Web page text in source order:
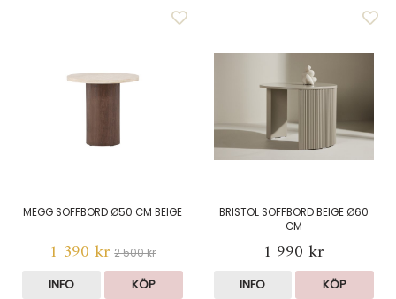
MEGG SOFFBORD Ø50 CM BEIGE
1 390 kr 2 500 kr
INFO KÖP
BRISTOL SOFFBORD BEIGE Ø60
CM
1 990 kr
INFO KÖP